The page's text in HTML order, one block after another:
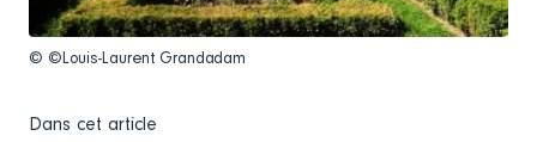
© ©Louis-Laurent Grandadam
Dans cet article